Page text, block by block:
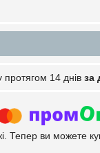
протягом 14 днів за
Тепер ви можете